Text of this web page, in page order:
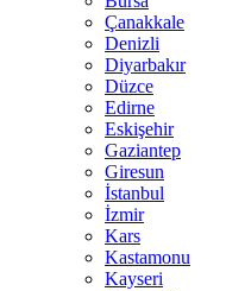
Çanakkale
Denizli
Diyarbakır
Düzce
Edirne
Eskişehir
Gaziantep
Giresun
İstanbul
İzmir
Kars
Kastamonu
Kayseri